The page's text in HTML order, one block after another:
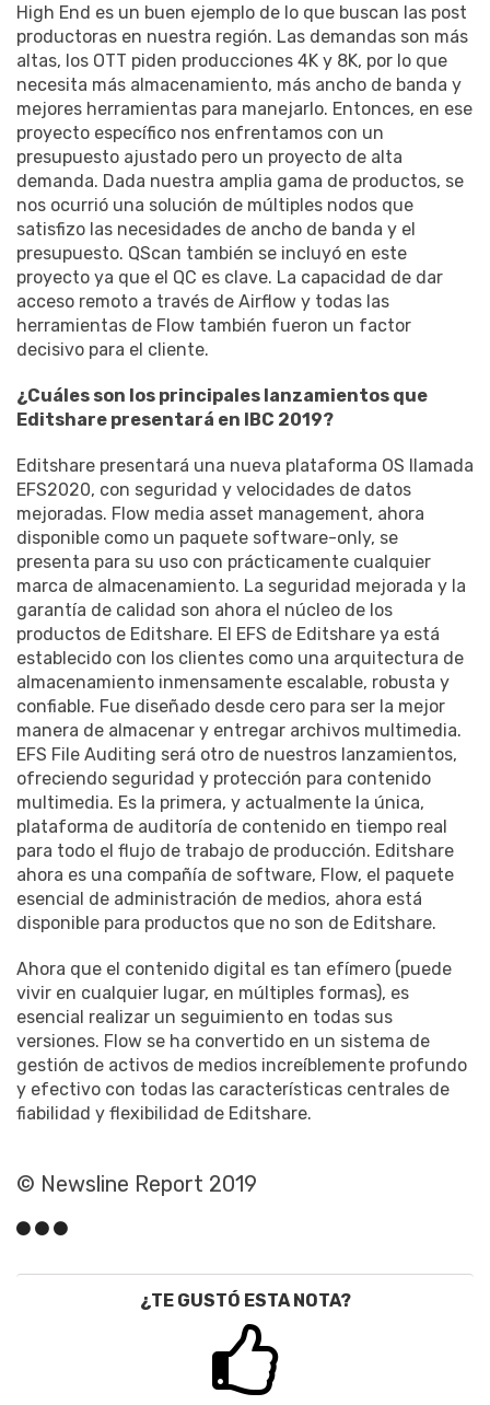
High End es un buen ejemplo de lo que buscan las post
productoras en nuestra región. Las demandas son más
altas, los OTT piden producciones 4K y 8K, por lo que
necesita más almacenamiento, más ancho de banda y
mejores herramientas para manejarlo. Entonces, en ese
proyecto específico nos enfrentamos con un
presupuesto ajustado pero un proyecto de alta
demanda. Dada nuestra amplia gama de productos, se
nos ocurrió una solución de múltiples nodos que
satisfizo las necesidades de ancho de banda y el
presupuesto. QScan también se incluyó en este
proyecto ya que el QC es clave. La capacidad de dar
acceso remoto a través de Airflow y todas las
herramientas de Flow también fueron un factor
decisivo para el cliente.
¿Cuáles son los principales lanzamientos que
Editshare presentará en IBC 2019?
Editshare presentará una nueva plataforma OS llamada
EFS2020, con seguridad y velocidades de datos
mejoradas. Flow media asset management, ahora
disponible como un paquete software-only, se
presenta para su uso con prácticamente cualquier
marca de almacenamiento. La seguridad mejorada y la
garantía de calidad son ahora el núcleo de los
productos de Editshare. El EFS de Editshare ya está
establecido con los clientes como una arquitectura de
almacenamiento inmensamente escalable, robusta y
confiable. Fue diseñado desde cero para ser la mejor
manera de almacenar y entregar archivos multimedia.
EFS File Auditing será otro de nuestros lanzamientos,
ofreciendo seguridad y protección para contenido
multimedia. Es la primera, y actualmente la única,
plataforma de auditoría de contenido en tiempo real
para todo el flujo de trabajo de producción. Editshare
ahora es una compañía de software, Flow, el paquete
esencial de administración de medios, ahora está
disponible para productos que no son de Editshare.
Ahora que el contenido digital es tan efímero (puede
vivir en cualquier lugar, en múltiples formas), es
esencial realizar un seguimiento en todas sus
versiones. Flow se ha convertido en un sistema de
gestión de activos de medios increíblemente profundo
y efectivo con todas las características centrales de
fiabilidad y flexibilidad de Editshare.
© Newsline Report 2019
¿TE GUSTÓ ESTA NOTA?